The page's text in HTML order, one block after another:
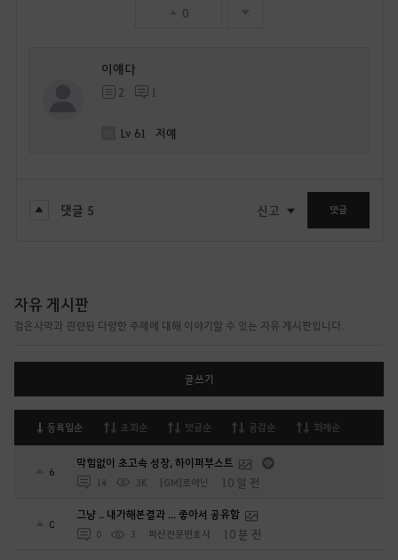
0
이얘다
2 1
Lv 61 저얘
댓글 5 신고 댓글
자유 게시판
검은사막과 관련된 다양한 주제에 대해 이야기할 수 있는 자유 게시판입니다.
글쓰기
등록일순 조회순 댓글순 공감순 화제순
6
막힘없이 초고속 성장, 하이퍼부스트
14 3K [GM]로아닌 10 일 전
0
그냥 .. 내가해본결과 ... 좋아서 공유함
0 3 파산전문변호사 10 분 전